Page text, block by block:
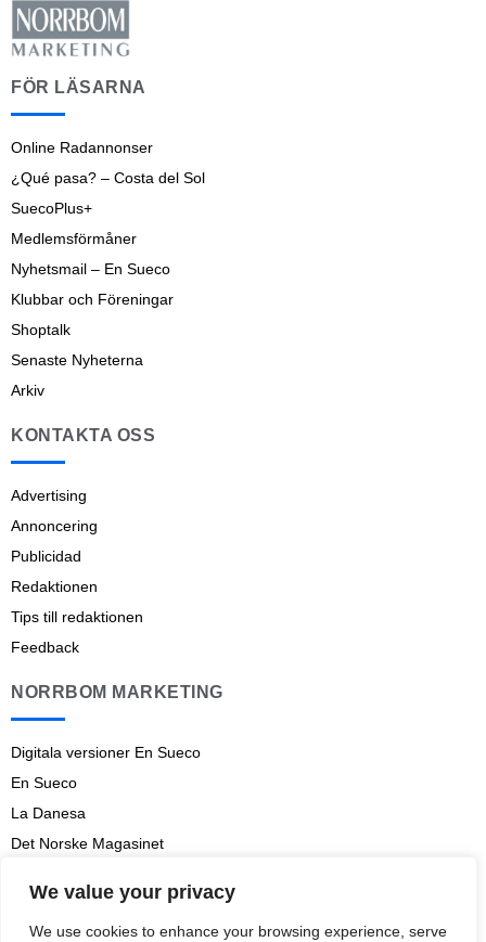
We value your privacy
We use cookies to enhance your browsing experience, serve
FÖR LÄSARNA
Online Radannonser
¿Qué pasa? – Costa del Sol
SuecoPlus+
Medlemsförmåner
Nyhetsmail – En Sueco
Klubbar och Föreningar
Shoptalk
Senaste Nyheterna
Arkiv
KONTAKTA OSS
Advertising
Annoncering
Publicidad
Redaktionen
Tips till redaktionen
Feedback
NORRBOM MARKETING
Digitala versioner En Sueco
En Sueco
La Danesa
Det Norske Magasinet
Aviso legal
Prenumerationsvillkor